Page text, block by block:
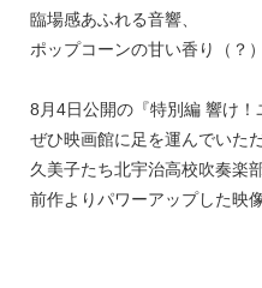
臨場感あふれる音響、
ポップコーンの甘い香り（？
8月4日公開の『特別編 響け
ぜひ映画館に足を運んでいた
久美子たち北宇治高校吹奏楽
前作よりパワーアップした映